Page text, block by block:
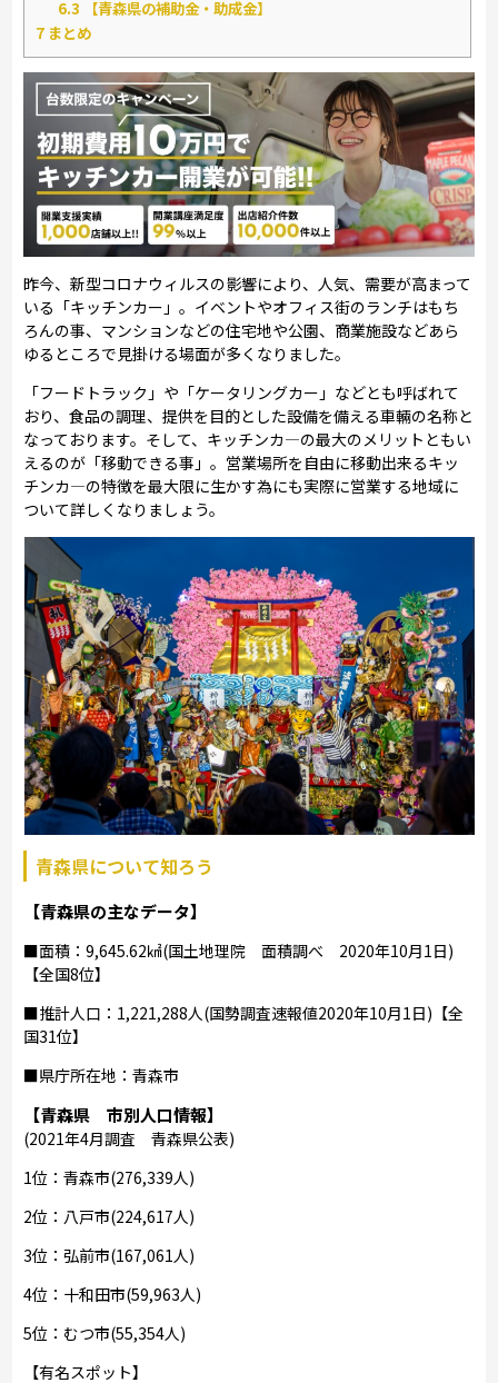
6.3 【青森県の補助金・助成金】
7 まとめ
昨今、新型コロナウィルスの影響により、人気、需要が高まって
いる「キッチンカー」。イベントやオフィス街のランチはもち
ろんの事、マンションなどの住宅地や公園、商業施設などあら
ゆるところで見掛ける場面が多くなりました。
「フードトラック」や「ケータリングカー」などとも呼ばれて
おり、食品の調理、提供を目的とした設備を備える車輛の名称と
なっております。そして、キッチンカ―の最大のメリットともい
えるのが「移動できる事」。営業場所を自由に移動出来るキッ
チンカ―の特徴を最大限に生かす為にも実際に営業する地域に
ついて詳しくなりましょう。
青森県について知ろう
【青森県の主なデータ】
■面積：9,645.62㎢(国土地理院 面積調べ 2020年10月1日)
【全国8位】
■推計人口：1,221,288人(国勢調査速報値2020年10月1日)【全
国31位】
■県庁所在地：青森市
【青森県 市別人口情報】
(2021年4月調査 青森県公表)
1位：青森市(276,339人)
2位：八戸市(224,617人)
3位：弘前市(167,061人)
4位：十和田市(59,963人)
5位：むつ市(55,354人)
【有名スポット】